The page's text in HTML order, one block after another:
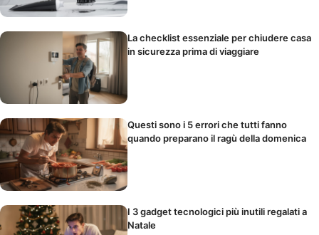
La checklist essenziale per chiudere casa
in sicurezza prima di viaggiare
Questi sono i 5 errori che tutti fanno
quando preparano il ragù della domenica
I 3 gadget tecnologici più inutili regalati a
Natale